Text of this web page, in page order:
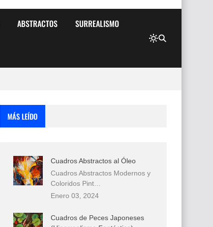
ABSTRACTOS SURREALISMO
MÁS LEÍDO
Cuadros Abstractos al Óleo
Cuadros Abstractos Modernos y
Coloridos Pint…
Enero 03, 2024
Cuadros de Peces Japoneses